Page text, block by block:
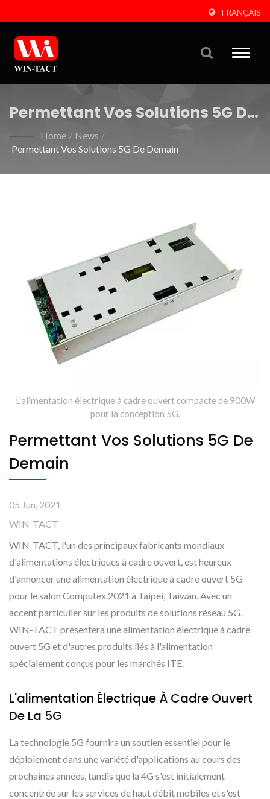
FRANÇAIS
Toggle
Permettant Vos Solutions 5G De
Demain
Home / News /
Permettant Vos Solutions 5G De Demain
L'alimentation électrique à cadre ouvert compacte de 900W
pour la conception 5G.
Permettant Vos Solutions 5G De
Demain
05 Jun, 2021
WIN-TACT
WIN-TACT, l'un des principaux fabricants mondiaux
d'alimentations électriques à cadre ouvert, est heureux
d'annoncer une alimentation électrique à cadre ouvert 5G
pour le salon Computex 2021 à Taipei, Taiwan. Avec un
accent particulier sur les produits de solutions réseau 5G,
WIN-TACT présentera une alimentation électrique à cadre
ouvert 5G et d'autres produits liés à l'alimentation
spécialement conçus pour les marchés ITE.
L'alimentation Électrique À Cadre Ouvert
De La 5G
La technologie 5G fournira un soutien essentiel pour le
déploiement dans une variété d'applications au cours des
prochaines années, tandis que la 4G s'est initialement
concentrée sur les services de haut débit mobiles et s'est